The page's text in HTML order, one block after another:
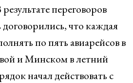
переговоров
договорились, что каждая
по пять авиарейсов в
и Минском в летний
начал действовать с